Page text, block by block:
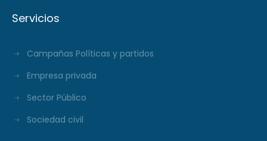
Servicios
Campañas Políticas y partidos
Empresa privada
Sector Público
Sociedad civil